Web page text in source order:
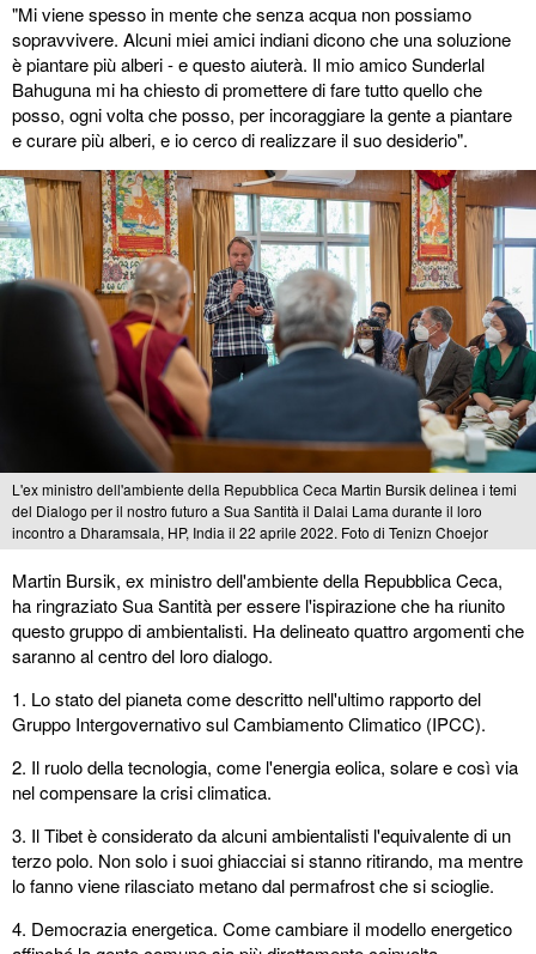
"Mi viene spesso in mente che senza acqua non possiamo
sopravvivere. Alcuni miei amici indiani dicono che una soluzione
è piantare più alberi - e questo aiuterà. Il mio amico Sunderlal
Bahuguna mi ha chiesto di promettere di fare tutto quello che
posso, ogni volta che posso, per incoraggiare la gente a piantare
e curare più alberi, e io cerco di realizzare il suo desiderio".
L'ex ministro dell'ambiente della Repubblica Ceca Martin Bursik delinea i temi
del Dialogo per il nostro futuro a Sua Santità il Dalai Lama durante il loro
incontro a Dharamsala, HP, India il 22 aprile 2022. Foto di Tenizn Choejor
Martin Bursik, ex ministro dell'ambiente della Repubblica Ceca,
ha ringraziato Sua Santità per essere l'ispirazione che ha riunito
questo gruppo di ambientalisti. Ha delineato quattro argomenti che
saranno al centro del loro dialogo.
1. Lo stato del pianeta come descritto nell'ultimo rapporto del
Gruppo Intergovernativo sul Cambiamento Climatico (IPCC).
2. Il ruolo della tecnologia, come l'energia eolica, solare e così via
nel compensare la crisi climatica.
3. Il Tibet è considerato da alcuni ambientalisti l'equivalente di un
terzo polo. Non solo i suoi ghiacciai si stanno ritirando, ma mentre
lo fanno viene rilasciato metano dal permafrost che si scioglie.
4. Democrazia energetica. Come cambiare il modello energetico